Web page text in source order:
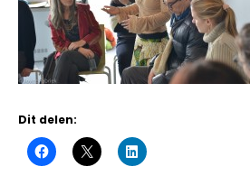
Dit delen: